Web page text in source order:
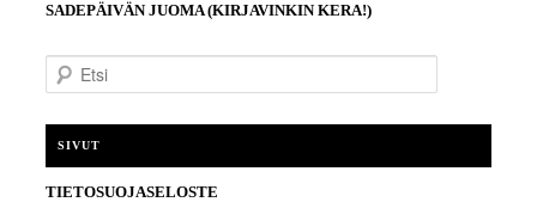
SADEPÄIVÄN JUOMA (KIRJAVINKIN KERA!)
SIVUT
TIETOSUOJASELOSTE